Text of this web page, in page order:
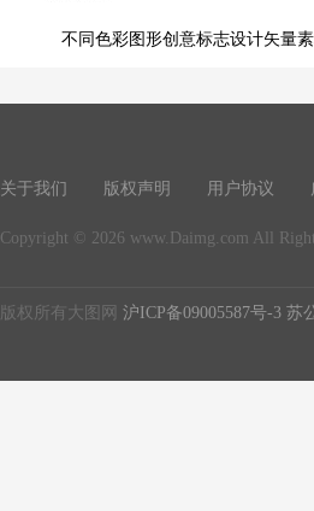
不同色彩图形创意标志设计矢量
关于我们 版权声明 用户协议
Copyright © 2026 www.Daimg.com All
版权所有大图网 沪ICP备09005587号-3 苏